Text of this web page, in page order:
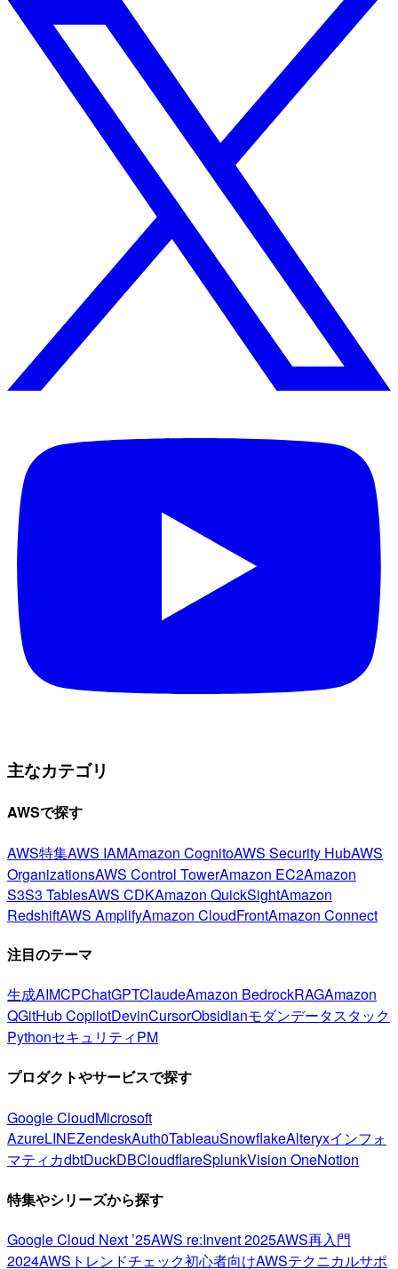
主なカテゴリ
AWSで探す
AWS特集AWS IAMAmazon CognitoAWS Security HubAWS
OrganizationsAWS Control TowerAmazon EC2Amazon
S3S3 TablesAWS CDKAmazon QuickSightAmazon
RedshiftAWS AmplifyAmazon CloudFrontAmazon Connect
注目のテーマ
生成AIMCPChatGPTClaudeAmazon BedrockRAGAmazon
QGitHub CopilotDevinCursorObsidianモダンデータスタック
PythonセキュリティPM
プロダクトやサービスで探す
Google CloudMicrosoft
AzureLINEZendeskAuth0TableauSnowflakeAlteryxインフォ
マティカdbtDuckDBCloudflareSplunkVision OneNotion
特集やシリーズから探す
Google Cloud Next ’25AWS re:Invent 2025AWS再入門
2024AWSトレンドチェック初心者向けAWSテクニカルサポ